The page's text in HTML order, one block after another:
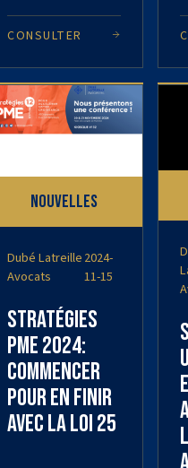
CONSULTER
Nouvelles
Dubé Latreille
Avocats
2024-
11-15
Stratégies
PME 2024:
commencer
pour en finir
avec la Loi 25